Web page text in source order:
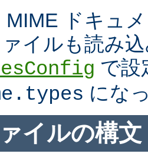
MIME ドキュ
イルも読み
で設
にな
イルの構文